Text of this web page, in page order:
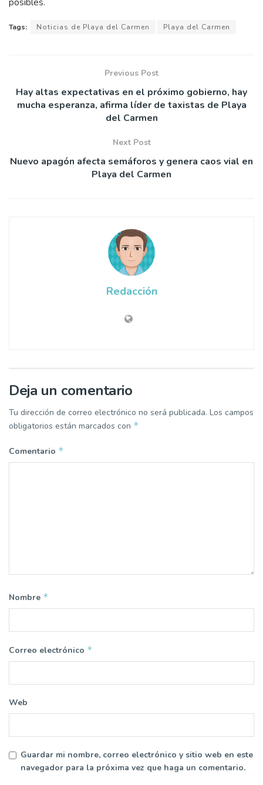
Tags: Noticias de Playa del Carmen Playa del Carmen
Previous Post
Hay altas expectativas en el próximo gobierno, hay
mucha esperanza, afirma líder de taxistas de Playa
del Carmen
Next Post
Nuevo apagón afecta semáforos y genera caos vial en
Playa del Carmen
Redacción
Deja un comentario
Tu dirección de correo electrónico no será publicada. Los campos
obligatorios están marcados con *
Comentario *
Nombre *
Correo electrónico *
Web
Guardar mi nombre, correo electrónico y sitio web en este
navegador para la próxima vez que haga un comentario.